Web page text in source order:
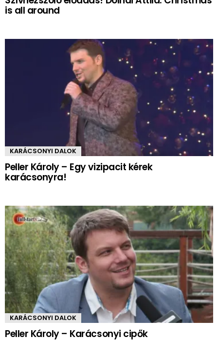
is all around
KARÁCSONYI DALOK
Peller Károly – Egy vizipacit kérek
karácsonyra!
KARÁCSONYI DALOK
Peller Károly – Karácsonyi cipők